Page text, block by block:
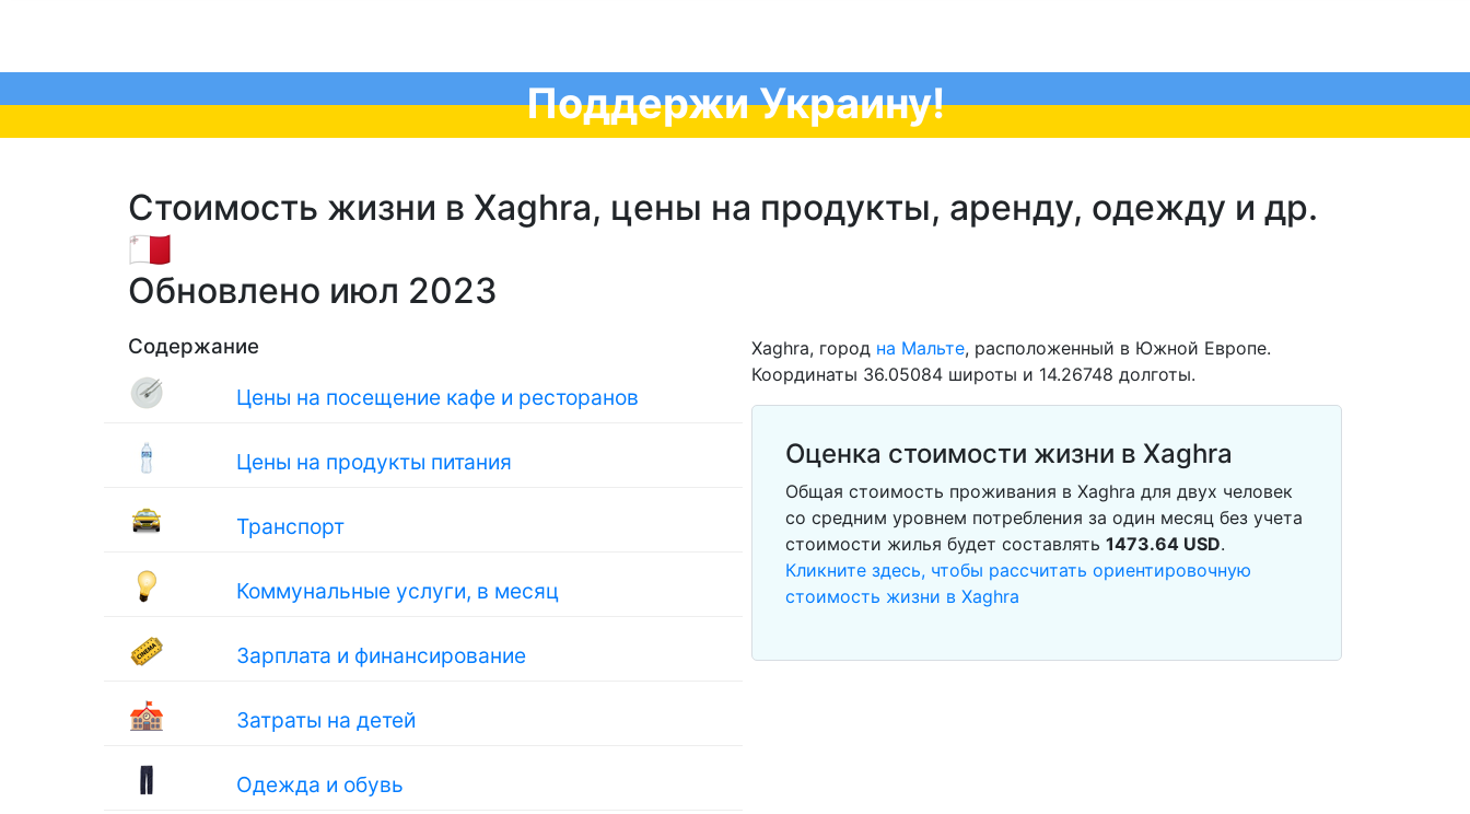
Поддержи Украину!
Стоимость жизни в Xaghra, цены на продукты, аренду, одежду и др.
🇲🇹
Обновлено июл 2023
Содержание
Цены на посещение кафе и ресторанов
Цены на продукты питания
Транспорт
Коммунальные услуги, в месяц
Зарплата и финансирование
Затраты на детей
Одежда и обувь
Xaghra, город на Мальте, расположенный в Южной Европе.
Координаты 36.05084 широты и 14.26748 долготы.
Оценка стоимости жизни в Xaghra
Общая стоимость проживания в Xaghra для двух человек
со средним уровнем потребления за один месяц без учета
стоимости жилья будет составлять 1473.64 USD.
Кликните здесь, чтобы рассчитать ориентировочную
стоимость жизни в Xaghra